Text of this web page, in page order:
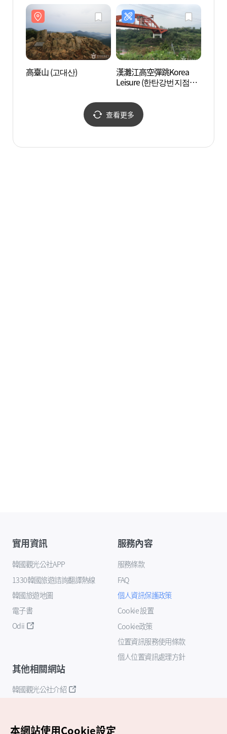
高臺山 (고대산)
漢灘江高空彈跳Korea
Leisure (한탄강번지점프
查看更多
實用資訊
韓國觀光公社APP
1330韓國旅遊諮詢翻譯熱線
韓國旅遊地圖
電子書
Odii
服務內容
服務條款
FAQ
個人資訊保護政策
Cookie 設置
Cookie政策
位置資訊服務使用條款
個人位置資訊處理方針
其他相關網站
韓國觀光公社介紹
本網站使用Cookie設定